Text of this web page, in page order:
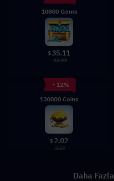
10800 Gems
$35.11
42.99
- 12%
130000 Coins
$ 2.02
2.29
Daha